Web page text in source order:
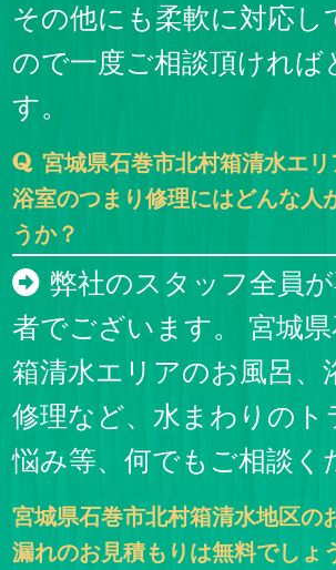
その他にも柔軟に対応し
ので一度ご相談頂ければ
す。
宮城県石巻市北村箱清水エリ
浴室のつまり修理にはどんな人
うか？
弊社のスタッフ全員
者でございます。 宮城
箱清水エリアのお風呂、
修理など、水まわりのト
悩み等、何でもご相談く
宮城県石巻市北村箱清水地区の
漏れのお見積もりは無料でしょ